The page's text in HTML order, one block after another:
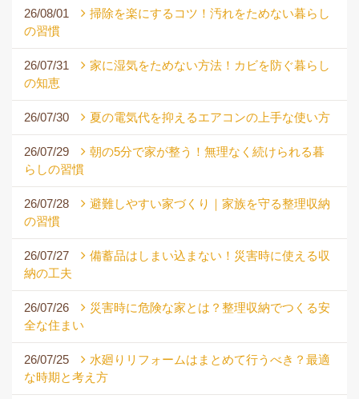
26/08/01
掃除を楽にするコツ！汚れをためない暮らし
の習慣
26/07/31
家に湿気をためない方法！カビを防ぐ暮らし
の知恵
26/07/30 夏の電気代を抑えるエアコンの上手な使い方
26/07/29
朝の5分で家が整う！無理なく続けられる暮
らしの習慣
26/07/28
避難しやすい家づくり｜家族を守る整理収納
の習慣
26/07/27
備蓄品はしまい込まない！災害時に使える収
納の工夫
26/07/26
災害時に危険な家とは？整理収納でつくる安
全な住まい
26/07/25
水廻りリフォームはまとめて行うべき？最適
な時期と考え方